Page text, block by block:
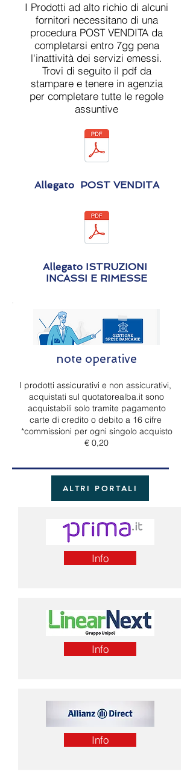
I Prodotti ad alto richio di alcuni
fornitori necessitano di una
procedura POST VENDITA da
completarsi entro 7gg pena
l'inattività dei servizi emessi.
Trovi di seguito il pdf da
stampare e tenere in agenzia
per completare tutte le regole
assuntive
Allegato POST VENDITA
Allegato ISTRUZIONI
INCASSI E RIMESSE
note operative
I prodotti assicurativi e non assicurativi,
acquistati sul quotatorealba.it sono
acquistabili solo tramite pagamento
carte di credito o debito a 16 cifre
*commissioni per ogni singolo acquisto
€ 0,20
ALTRI PORTALI
Info
Info
Info